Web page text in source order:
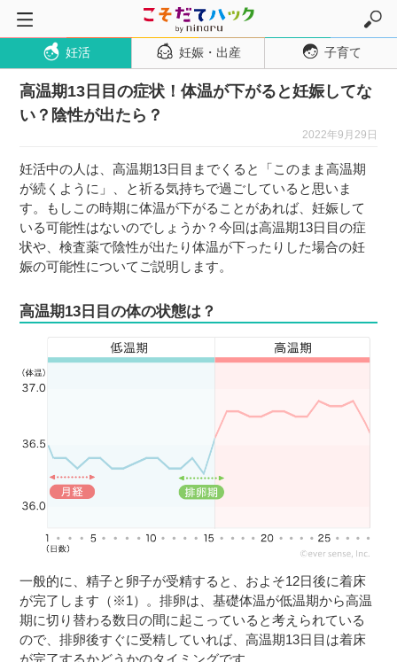
トップページ
妊活
妊娠・出産
妊娠初期
妊娠中期
妊娠後期
出産
子育て・育児
１歳児
２歳児
７〜１２歳児
妊活 妊娠・出産 子育て
高温期13日目の症状！体温が下がると妊娠してな
い？陰性が出たら？
2022年9月29日
妊活中の人は、高温期13日目までくると「このまま高温期
が続くように」、と祈る気持ちで過ごしていると思いま
す。もしこの時期に体温が下がることがあれば、妊娠して
いる可能性はないのでしょうか？今回は高温期13日目の症
状や、検査薬で陰性が出たり体温が下ったりした場合の妊
娠の可能性についてご説明します。
高温期13日目の体の状態は？
一般的に、精子と卵子が受精すると、およそ12日後に着床
が完了します（※1）。排卵は、基礎体温が低温期から高温
期に切り替わる数日の間に起こっていると考えられている
ので、排卵後すぐに受精していれば、高温期13日目は着床